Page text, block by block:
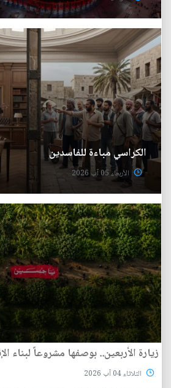
الكراسي مباءة للفاسدين
الأربعاء 05 آب 2026
زيارة الأربعين.. بوصفها مشروعاً لبناء
الثلاثاء 04 آب 2026